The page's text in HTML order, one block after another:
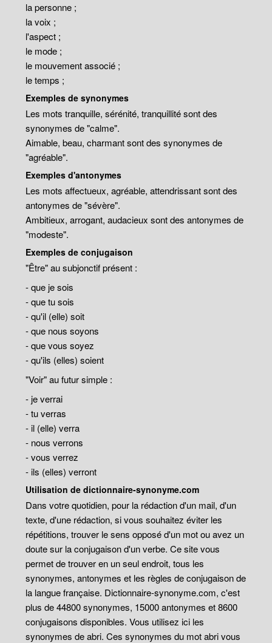
la personne ;
la voix ;
l'aspect ;
le mode ;
le mouvement associé ;
le temps ;
Exemples de synonymes
Les mots tranquille, sérénité, tranquillité sont des
synonymes de "calme".
Aimable, beau, charmant sont des synonymes de
"agréable".
Exemples d'antonymes
Les mots affectueux, agréable, attendrissant sont des
antonymes de "sévère".
Ambitieux, arrogant, audacieux sont des antonymes de
"modeste".
Exemples de conjugaison
"Être" au subjonctif présent :
- que je sois
- que tu sois
- qu'il (elle) soit
- que nous soyons
- que vous soyez
- qu'ils (elles) soient
"Voir" au futur simple :
- je verrai
- tu verras
- il (elle) verra
- nous verrons
- vous verrez
- ils (elles) verront
Utilisation de dictionnaire-synonyme.com
Dans votre quotidien, pour la rédaction d'un mail, d'un
texte, d'une rédaction, si vous souhaitez éviter les
répétitions, trouver le sens opposé d'un mot ou avez un
doute sur la conjugaison d'un verbe. Ce site vous
permet de trouver en un seul endroit, tous les
synonymes, antonymes et les règles de conjugaison de
la langue française. Dictionnaire-synonyme.com, c'est
plus de 44800 synonymes, 15000 antonymes et 8600
conjugaisons disponibles. Vous utilisez ici les
synonymes de abri. Ces synonymes du mot abri vous